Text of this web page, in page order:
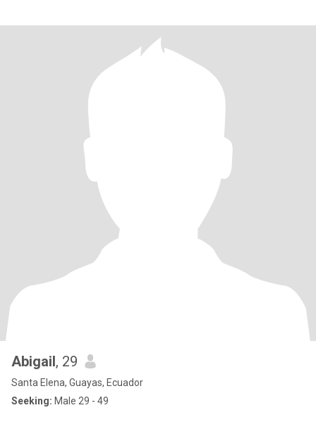
Abigail, 29
Santa Elena, Guayas, Ecuador
Seeking: Male 29 - 49